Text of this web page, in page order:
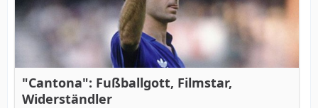
"Cantona": Fußballgott, Filmstar,
Widerständler